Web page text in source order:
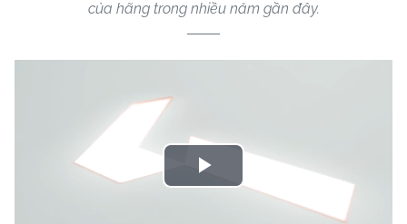
của hãng trong nhiều năm gần đây.
Play